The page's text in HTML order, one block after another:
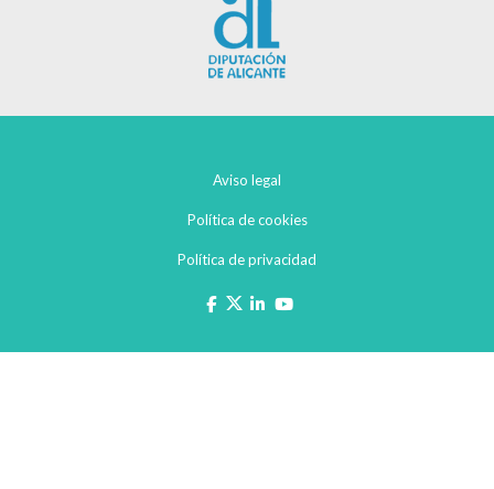
Aviso legal
Política de cookies
Política de privacidad